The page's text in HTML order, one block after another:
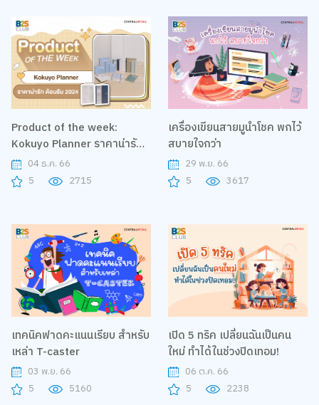
Product of the week:
Kokuyo Planner ราคาน่ารัก
ต้อนรับ 2024
04 ธ.ค. 66
5
2715
เครื่องเขียนสายมูนำโชค พกไว้
สบายใจกว่า
29 พ.ย. 66
5
3617
เทคนิคฟาดคะแนนเรียบ สำหรับ
เหล่า T-caster
03 พ.ย. 66
5
5160
เปิด 5 ทริค เปลี่ยนฉันเป็นคน
ใหม่ ทำได้ในช่วงปิดเทอม!
06 ต.ค. 66
5
2238